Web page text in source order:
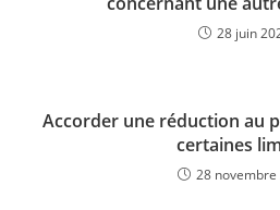
28 juin
Accorder une réduction au
certaines
28 novembre